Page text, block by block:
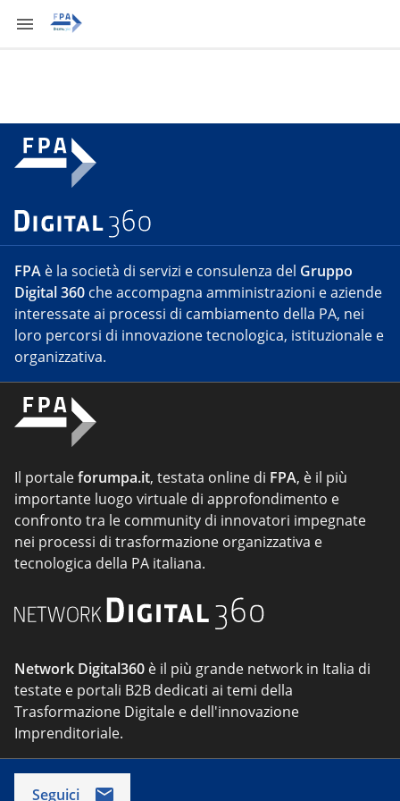
FPA è la società di servizi e consulenza del Gruppo
Digital 360 che accompagna amministrazioni e aziende
interessate ai processi di cambiamento della PA, nei
loro percorsi di innovazione tecnologica, istituzionale e
organizzativa.
Il portaleforumpa.it, testata online di FPA, è il più
importante luogo virtuale di approfondimento e
confronto tra le community di innovatori impegnate
nei processi di trasformazione organizzativa e
tecnologica della PA italiana.
Network Digital360 è il più grande network in Italia di
testate e portali B2B dedicati ai temi della
Trasformazione Digitale e dell'innovazione
Imprenditoriale.
Seguici